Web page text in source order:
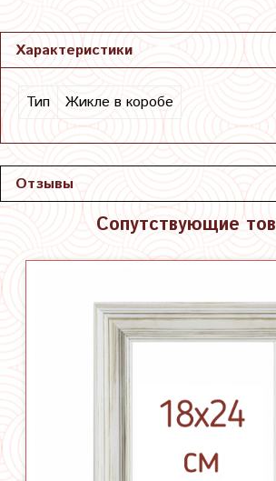
Характеристики
Тип Жикле в коробе
Отзывы
Сопутствующие